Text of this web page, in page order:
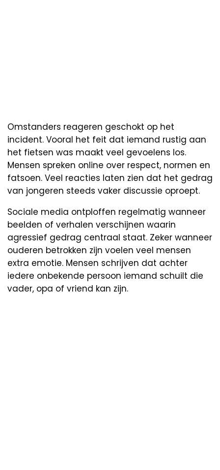
Omstanders reageren geschokt op het
incident. Vooral het feit dat iemand rustig aan
het fietsen was maakt veel gevoelens los.
Mensen spreken online over respect, normen en
fatsoen. Veel reacties laten zien dat het gedrag
van jongeren steeds vaker discussie oproept.
Sociale media ontploffen regelmatig wanneer
beelden of verhalen verschijnen waarin
agressief gedrag centraal staat. Zeker wanneer
ouderen betrokken zijn voelen veel mensen
extra emotie. Mensen schrijven dat achter
iedere onbekende persoon iemand schuilt die
vader, opa of vriend kan zijn.